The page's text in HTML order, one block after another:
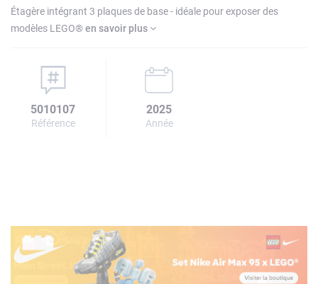
Étagère intégrant 3 plaques de base - idéale pour exposer des
modèles LEGO®en savoir plus
5010107
Référence
2025
Année